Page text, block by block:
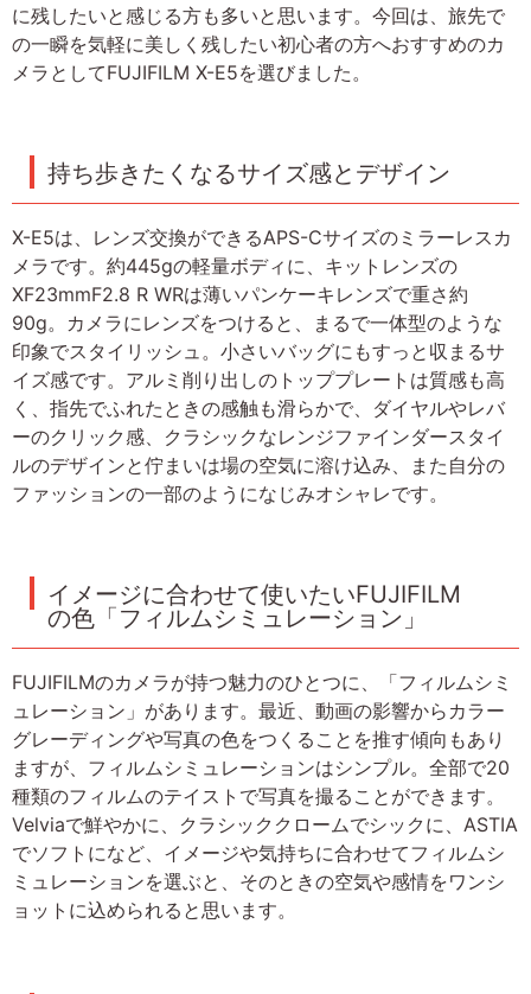
に残したいと感じる方も多いと思います。今回は、旅先で
の一瞬を気軽に美しく残したい初心者の方へおすすめのカ
メラとしてFUJIFILM X-E5を選びました。
持ち歩きたくなるサイズ感とデザイン
X-E5は、レンズ交換ができるAPS-Cサイズのミラーレスカ
メラです。約445gの軽量ボディに、キットレンズの
XF23mmF2.8 R WRは薄いパンケーキレンズで重さ約
90g。カメラにレンズをつけると、まるで一体型のような
印象でスタイリッシュ。小さいバッグにもすっと収まるサ
イズ感です。アルミ削り出しのトッププレートは質感も高
く、指先でふれたときの感触も滑らかで、ダイヤルやレバ
ーのクリック感、クラシックなレンジファインダースタイ
ルのデザインと佇まいは場の空気に溶け込み、また自分の
ファッションの一部のようになじみオシャレです。
イメージに合わせて使いたいFUJIFILM
の色「フィルムシミュレーション」
FUJIFILMのカメラが持つ魅力のひとつに、「フィルムシミ
ュレーション」があります。最近、動画の影響からカラー
グレーディングや写真の色をつくることを推す傾向もあり
ますが、フィルムシミュレーションはシンプル。全部で20
種類のフィルムのテイストで写真を撮ることができます。
Velviaで鮮やかに、クラシッククロームでシックに、ASTIA
でソフトになど、イメージや気持ちに合わせてフィルムシ
ミュレーションを選ぶと、そのときの空気や感情をワンシ
ョットに込められると思います。